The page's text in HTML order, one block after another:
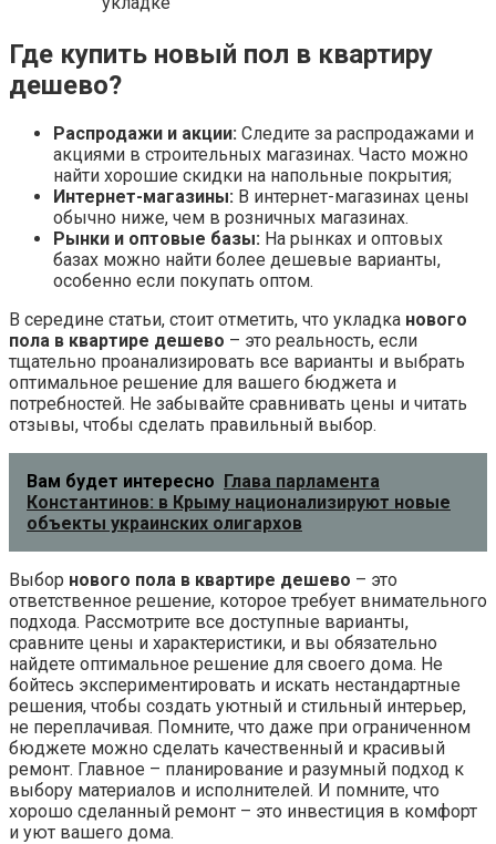
Где купить новый пол в квартиру
дешево?
Распродажи и акции: Следите за распродажами и
акциями в строительных магазинах. Часто можно
найти хорошие скидки на напольные покрытия;
Интернет-магазины: В интернет-магазинах цены
обычно ниже, чем в розничных магазинах.
Рынки и оптовые базы: На рынках и оптовых
базах можно найти более дешевые варианты,
особенно если покупать оптом.
В середине статьи, стоит отметить, что укладка нового
пола в квартире дешево – это реальность, если
тщательно проанализировать все варианты и выбрать
оптимальное решение для вашего бюджета и
потребностей. Не забывайте сравнивать цены и читать
отзывы, чтобы сделать правильный выбор.
Вам будет интересно Глава парламента
Константинов: в Крыму национализируют новые
объекты украинских олигархов
Выбор нового пола в квартире дешево – это
ответственное решение, которое требует внимательного
подхода. Рассмотрите все доступные варианты,
сравните цены и характеристики, и вы обязательно
найдете оптимальное решение для своего дома. Не
бойтесь экспериментировать и искать нестандартные
решения, чтобы создать уютный и стильный интерьер,
не переплачивая. Помните, что даже при ограниченном
бюджете можно сделать качественный и красивый
ремонт. Главное – планирование и разумный подход к
выбору материалов и исполнителей. И помните, что
хорошо сделанный ремонт – это инвестиция в комфорт
и уют вашего дома.